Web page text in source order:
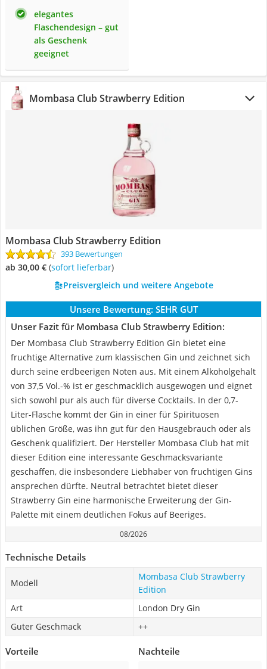
elegantes
Flaschendesign – gut
als Geschenk
geeignet
Mombasa Club Strawberry Edition
Mombasa Club Strawberry Edition
393 Bewertungen
ab 30,00 € ( Sofort lieferbar)
Preisvergleich und weitere Angebote
Unsere Bewertung: SEHR GUT
Unser Fazit für Mombasa Club Strawberry Edition:
Der Mombasa Club Strawberry Edition Gin bietet eine
fruchtige Alternative zum klassischen Gin und zeichnet sich
durch seine erdbeerigen Noten aus. Mit einem Alkoholgehalt
von 37,5 Vol.-% ist er geschmacklich ausgewogen und eignet
sich sowohl pur als auch für diverse Cocktails. In der 0,7-
Liter-Flasche kommt der Gin in einer für Spirituosen
üblichen Größe, was ihn gut für den Hausgebrauch oder als
Geschenk qualifiziert. Der Hersteller Mombasa Club hat mit
dieser Edition eine interessante Geschmacksvariante
geschaffen, die insbesondere Liebhaber von fruchtigen Gins
ansprechen dürfte. Neutral betrachtet bietet dieser
Strawberry Gin eine harmonische Erweiterung der Gin-
Palette mit einem deutlichen Fokus auf Beeriges.
08/2026
Technische Details
Modell
Mombasa Club Strawberry
Edition
Art
London Dry Gin
Guter Geschmack
++
Vorteile Nachteile